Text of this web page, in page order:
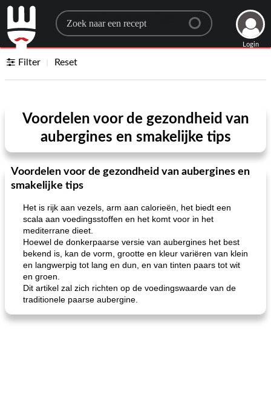
Search for a recipe
Login
Filter Reset
Voordelen voor de gezondheid van
aubergines en smakelijke tips
Voordelen voor de gezondheid van aubergines en
smakelijke tips
Het is rijk aan vezels, arm aan calorieën, het biedt een
scala aan voedingsstoffen en het komt voor in het
mediterrane dieet.
Hoewel de donkerpaarse versie van aubergines het best
bekend is, kan de vorm, grootte en kleur variëren van klein
en langwerpig tot lang en dun, en van tinten paars tot wit
en groen.
Dit artikel zal zich richten op de voedingswaarde van de
traditionele paarse aubergine.